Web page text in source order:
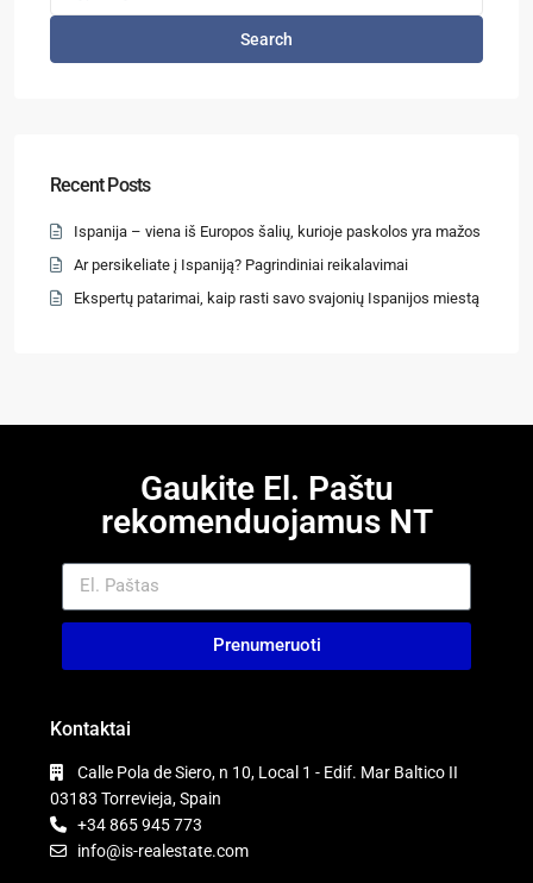
Search
Recent Posts
Ispanija – viena iš Europos šalių, kurioje paskolos yra mažos
Ar persikeliate į Ispaniją? Pagrindiniai reikalavimai
Ekspertų patarimai, kaip rasti savo svajonių Ispanijos miestą
Gaukite El. Paštu
rekomenduojamus NT
Prenumeruoti
Kontaktai
Calle Pola de Siero, n 10, Local 1 - Edif. Mar Baltico II
03183 Torrevieja, Spain
+34 865 945 773
info@is-realestate.com